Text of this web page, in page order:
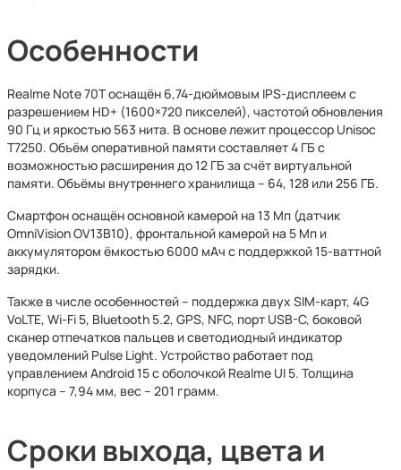
Особенности
Realme Note 70T оснащён 6,74-дюймовым IPS-дисплеем с
разрешением HD+ (1600×720 пикселей), частотой обновления
90 Гц и яркостью 563 нита. В основе лежит процессор Unisoc
T7250. Объём оперативной памяти составляет 4 ГБ с
возможностью расширения до 12 ГБ за счёт виртуальной
памяти. Объёмы внутреннего хранилища – 64, 128 или 256 ГБ.
Смартфон оснащён основной камерой на 13 Мп (датчик
OmniVision OV13B10), фронтальной камерой на 5 Мп и
аккумулятором ёмкостью 6000 мАч с поддержкой 15-ваттной
зарядки.
Также в числе особенностей – поддержка двух SIM-карт, 4G
VoLTE, Wi-Fi 5, Bluetooth 5.2, GPS, NFC, порт USB-C, боковой
сканер отпечатков пальцев и светодиодный индикатор
уведомлений Pulse Light. Устройство работает под
управлением Android 15 с оболочкой Realme UI 5. Толщина
корпуса – 7,94 мм, вес – 201 грамм.
Сроки выхода, цвета и